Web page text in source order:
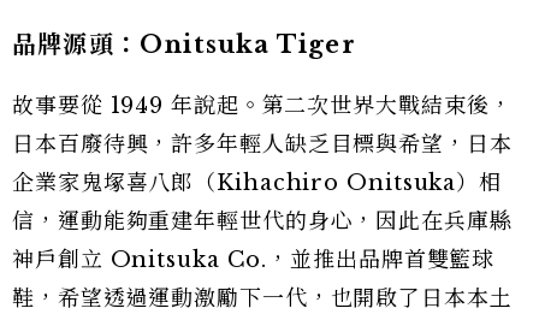
品牌源頭：Onitsuka Tiger
故事要從 1949 年說起。第二次世界大戰結束後，
日本百廢待興，許多年輕人缺乏目標與希望，日本
企業家鬼塚喜八郎（Kihachiro Onitsuka）相
信，運動能夠重建年輕世代的身心，因此在兵庫縣
神戶創立 Onitsuka Co.，並推出品牌首雙籃球
鞋，希望透過運動激勵下一代，也開啟了日本本土